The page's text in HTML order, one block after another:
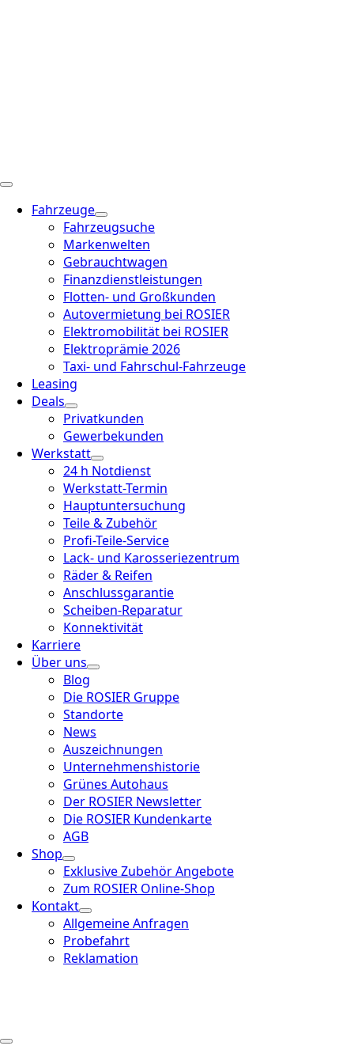
Fahrzeuge
Fahrzeugsuche
Markenwelten
Gebrauchtwagen
Finanzdienstleistungen
Flotten- und Großkunden
Autovermietung bei ROSIER
Elektromobilität bei ROSIER
Elektroprämie 2026
Taxi- und Fahrschul-Fahrzeuge
Leasing
Deals
Privatkunden
Gewerbekunden
Werkstatt
24 h Notdienst
Werkstatt-Termin
Hauptuntersuchung
Teile & Zubehör
Profi-Teile-Service
Lack- und Karosseriezentrum
Räder & Reifen
Anschlussgarantie
Scheiben-Reparatur
Konnektivität
Karriere
Über uns
Blog
Die ROSIER Gruppe
Standorte
News
Auszeichnungen
Unternehmenshistorie
Grünes Autohaus
Der ROSIER Newsletter
Die ROSIER Kundenkarte
AGB
Shop
Exklusive Zubehör Angebote
Zum ROSIER Online-Shop
Kontakt
Allgemeine Anfragen
Probefahrt
Reklamation